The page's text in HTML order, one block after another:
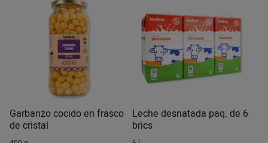
Garbanzo cocido en frasco
de cristal
Leche desnatada paq. de 6
brics